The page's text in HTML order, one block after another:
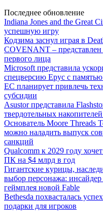
Последнее обновление
Indiana Jones and the Great
успешную игру
Кодзима заснул играя в
COVENANT –
первого лица
Microsoft представила
спецверсию Epyc с
ЕС планирует привлечь
субсидии
Asustor представила
твердотельных
Основатель Moore Threads
можно наладить выпуск
санкций
Qualcomm к 2029 году
ПК на $4 млрд в год
Гигантские курицы,
выбор персонажа:
геймплея новой Fable
Bethesda похвасталась
подарки для игроков